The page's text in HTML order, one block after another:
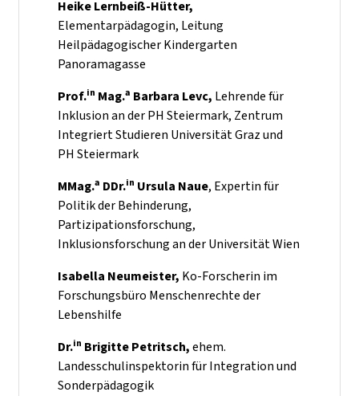
Heike Lernbeiß-Hütter,
Elementarpädagogin, Leitung
Heilpädagogischer Kindergarten
Panoramagasse
Prof.in Mag.a Barbara Levc, Lehrende für
Inklusion an der PH Steiermark, Zentrum
Integriert Studieren Universität Graz und
PH Steiermark
MMag.a DDr.in Ursula Naue, Expertin für
Politik der Behinderung,
Partizipationsforschung,
Inklusionsforschung an der Universität Wien
Isabella Neumeister, Ko-Forscherin im
Forschungsbüro Menschenrechte der
Lebenshilfe
Dr.in Brigitte Petritsch,ehem.
Landesschulinspektorin für Integration und
Sonderpädagogik